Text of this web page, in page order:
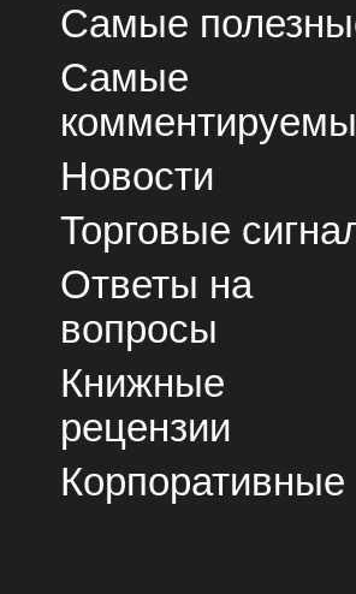
Самые
Самые
Новости
Торговые
Ответы на
вопросы
Книжные
рецензии
Корпоративные